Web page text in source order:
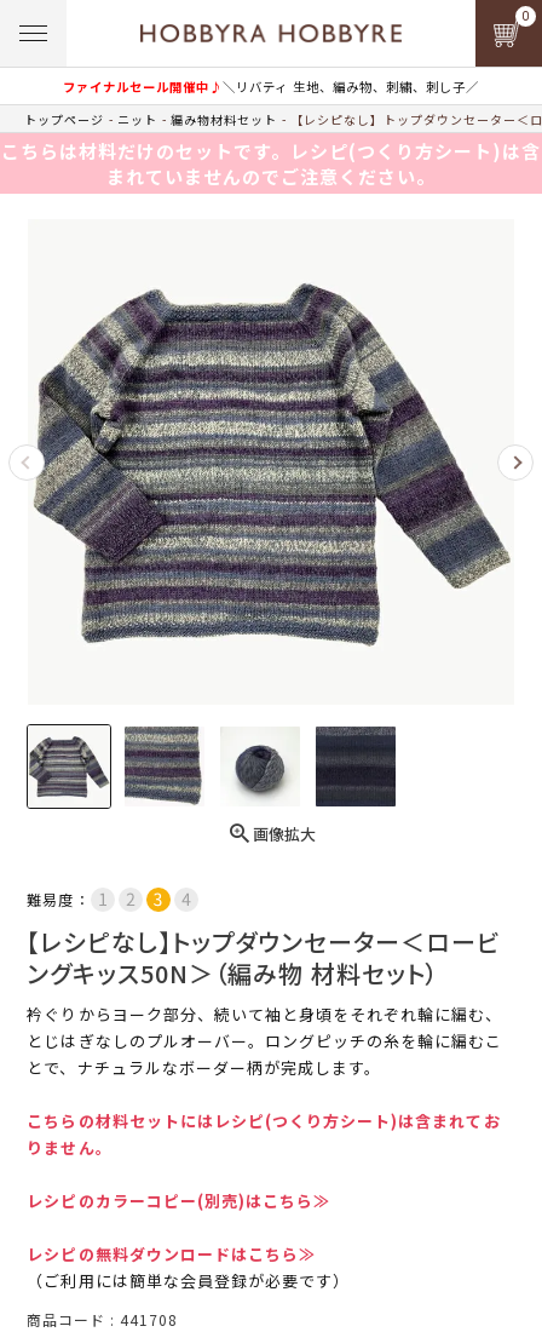
ファイナルセール開催中♪＼リバティ 生地、編み物、刺繍、刺し子／
0
トップページ ニット 編み物材料セット 【レシピなし】トップダウンセーター
こちらは材料だけのセットです。レシピ(つくり方シート)は含
まれていませんのでご注意ください。
画像拡大
難易度：
【レシピなし】トップダウンセーター＜ロービ
ングキッス50N＞（編み物 材料セット）
衿ぐりからヨーク部分、続いて袖と身頃をそれぞれ輪に編む、
とじはぎなしのプルオーバー。ロングピッチの糸を輪に編むこ
とで、ナチュラルなボーダー柄が完成します。
こちらの材料セットにはレシピ(つくり方シート)は含まれてお
りません。
レシピのカラーコピー(別売)はこちら≫
レシピの無料ダウンロードはこちら≫
（ご利用には簡単な会員登録が必要です）
商品コード 441708